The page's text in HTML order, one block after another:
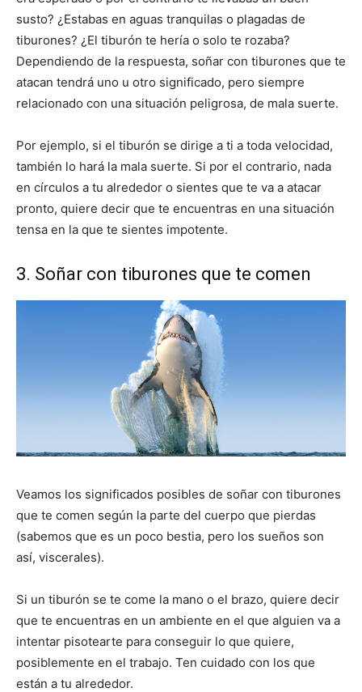
susto? ¿Estabas en aguas tranquilas o plagadas de
tiburones? ¿El tiburón te hería o solo te rozaba?
Dependiendo de la respuesta, soñar con tiburones que te
atacan tendrá uno u otro significado, pero siempre
relacionado con una situación peligrosa, de mala suerte.
Por ejemplo, si el tiburón se dirige a ti a toda velocidad,
también lo hará la mala suerte. Si por el contrario, nada
en círculos a tu alrededor o sientes que te va a atacar
pronto, quiere decir que te encuentras en una situación
tensa en la que te sientes impotente.
3. Soñar con tiburones que te comen
Veamos los significados posibles de soñar con tiburones
que te comen según la parte del cuerpo que pierdas
(sabemos que es un poco bestia, pero los sueños son
así, viscerales).
Si un tiburón se te come la mano o el brazo, quiere decir
que te encuentras en un ambiente en el que alguien va a
intentar pisotearte para conseguir lo que quiere,
posiblemente en el trabajo. Ten cuidado con los que
están a tu alrededor.